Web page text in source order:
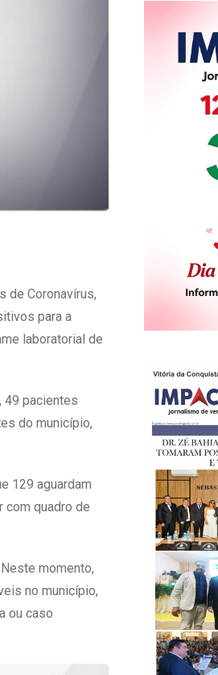
de Coronavírus,
para a
laboratorial de
49 pacientes
do município,
129 aguardam
com quadro de
momento,
no município,
ou caso